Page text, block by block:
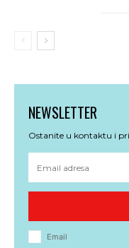
NEWSLETTER
Ostanite u kontaktu i
Email